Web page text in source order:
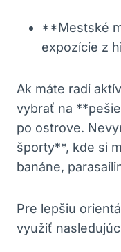
**Mestské
expozície z
Ak máte radi
vybrať na
po ostrove.
športy**, kde si
banáne,
Pre lepšiu
využiť